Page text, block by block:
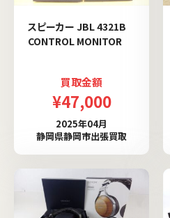
スピーカー JBL 4321B
CONTROL MONITOR
買取金額
¥47,000
2025年04月
静岡県静岡市出張買取